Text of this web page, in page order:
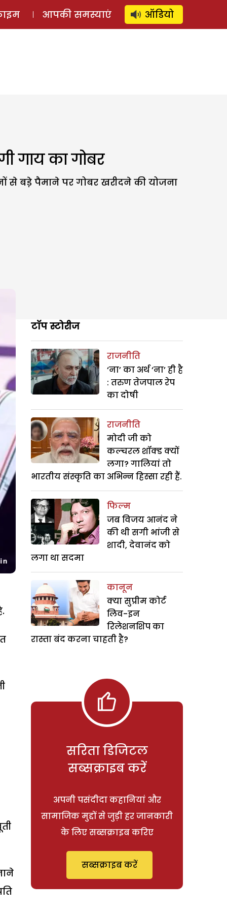
लॉग इन ⚲ SUBSCRIBE
आपकी समस्याएं ऑडियो
गाय का गोबर
से बडे़ पैमाने पर गोबर खरीदने की योजना
टॉप स्टोरीज
राजनीति
‘ना’ का अर्थ ‘ना’ ही है
: तरुण तेजपाल रेप
का दोषी
राजनीति
मोदी जी को
कल्चरल शॉक्ड क्यों
लगा? गालियां तो
भारतीय संस्कृति का अभिन्न हिस्सा रही हैं.
फिल्म
जब विजय आनंद ने
की थी सगी भांजी से
शादी, देवानंद को
लगा था सदमा
कानून
क्या सुप्रीम कोर्ट
लिव-इन
रिलेशनशिप का
रास्ता बंद करना चाहती है?
सरिता डिजिटल
सब्सक्राइब करें
अपनी पसंदीदा कहानियां और
सामाजिक मुद्दों से जुड़ी हर जानकारी
के लिए सब्सक्राइब करिए
सब्सक्राइब करें